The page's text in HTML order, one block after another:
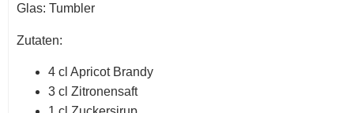
Glas: Tumbler
Zutaten:
4 cl Apricot Brandy
3 cl Zitronensaft